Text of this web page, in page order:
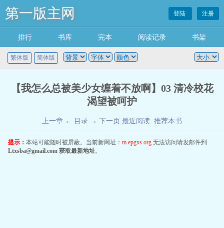
第一版主网 登陆 注册
排行 书库 完本 阅读记录 书架
繁体版 简体版
【我怎么总被美少女缠着不放啊】03 清冷校花
渴望被呵护
上一章 ← 目录 → 下一页 最近阅读 推荐本书
提示： 本站可能随时被屏蔽。当前新网址： m.epgxs.org 无法访问请发邮件到
Ltxsba@gmail.com 获取最新地址。